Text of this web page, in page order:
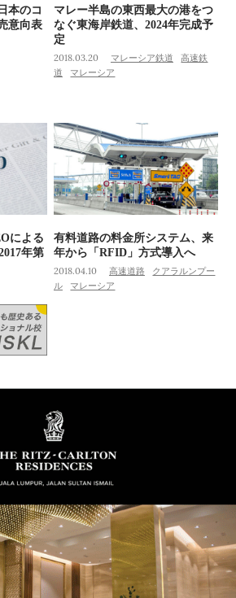
本のコ
意向表
マレー半島の東西最大の港をつ
なぐ東海岸鉄道、2024年完成予
定
2018.03.20 マレーシア鉄道
高速鉄
道
マレーシア
による
年第
有料道路の料金所システム、来
年から「RFID」方式導入へ
2018.04.10 高速道路
クアラルンプー
ル
マレーシア